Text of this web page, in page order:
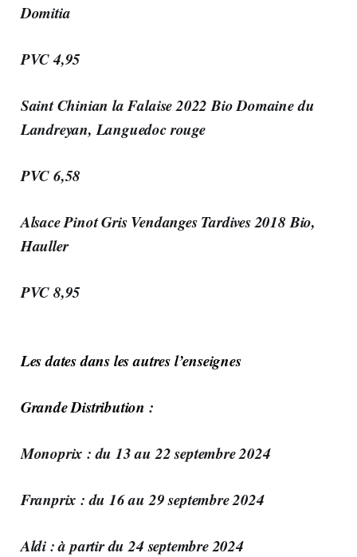
Domitia
PVC 4,95
Saint Chinian la Falaise 2022 Bio Domaine du
Landreyan, Languedoc rouge
PVC 6,58
Alsace Pinot Gris Vendanges Tardives 2018 Bio,
Hauller
PVC 8,95
Les dates dans les autres l’enseignes
Grande Distribution :
Monoprix : du 13 au 22 septembre 2024
Franprix : du 16 au 29 septembre 2024
Aldi : à partir du 24 septembre 2024